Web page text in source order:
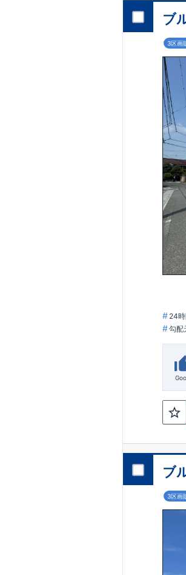
ブ
3区画
24
勾配
ブ
3区画